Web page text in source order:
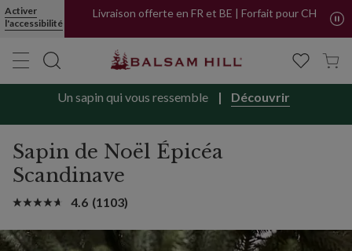
Activer
l'accessibilité
Livraison offerte en FR et BE | Forfait pour CH
Un sapin qui vous ressemble Découvrir
Sapin de Noël Épicéa
Scandinave
4.6 (1103)